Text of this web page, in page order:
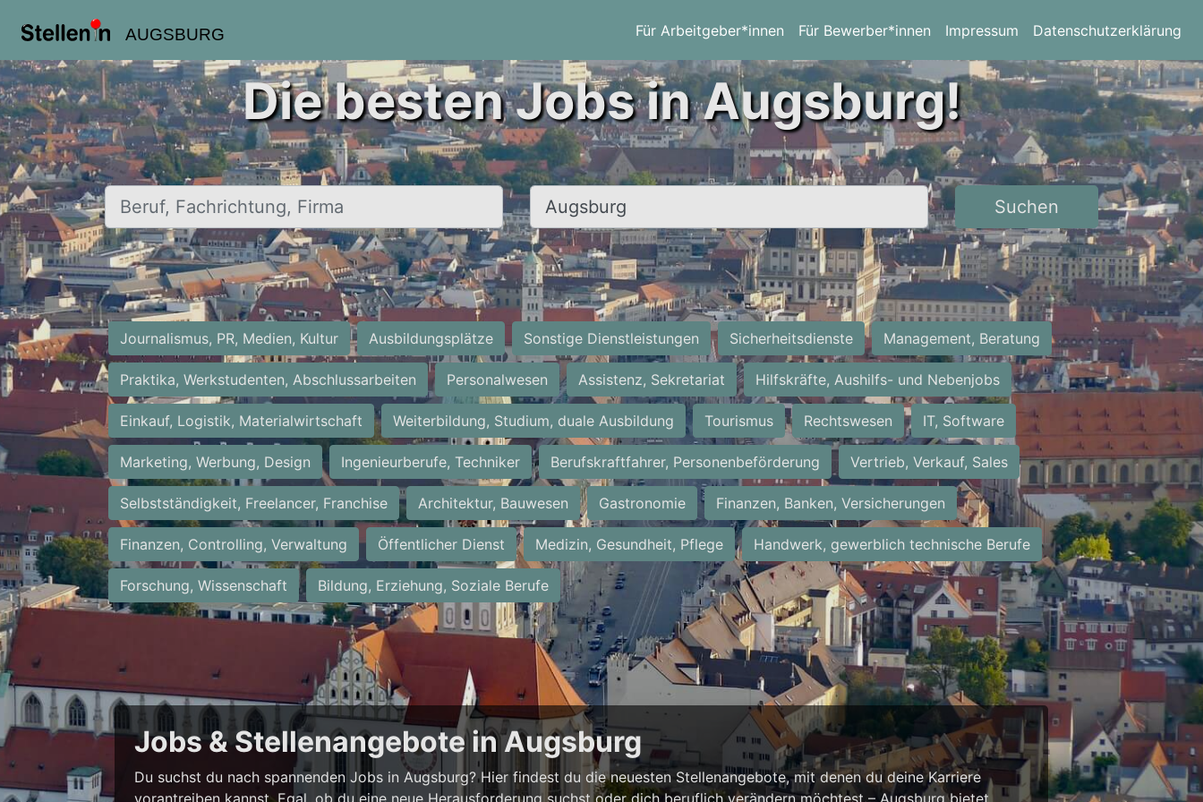
AUGSBURG Für Arbeitgeber*innen Für Bewerber*innen Impressum Datenschutzerklärung
Die besten Jobs in Augsburg!
Beruf, Fachrichtung, Firma Ort, Stadt Suchen
Journalismus, PR, Medien, Kultur Ausbildungsplätze Sonstige Dienstleistungen Sicherheitsdienste Management, Beratung
Praktika, Werkstudenten, Abschlussarbeiten Personalwesen Assistenz, Sekretariat Hilfskräfte, Aushilfs- und Nebenjobs
Einkauf, Logistik, Materialwirtschaft Weiterbildung, Studium, duale Ausbildung Tourismus Rechtswesen IT, Software
Marketing, Werbung, Design Ingenieurberufe, Techniker Berufskraftfahrer, Personenbeförderung Vertrieb, Verkauf, Sales
Selbstständigkeit, Freelancer, Franchise Architektur, Bauwesen Gastronomie Finanzen, Banken, Versicherungen
Finanzen, Controlling, Verwaltung Öffentlicher Dienst Medizin, Gesundheit, Pflege Handwerk, gewerblich technische Berufe
Forschung, Wissenschaft Bildung, Erziehung, Soziale Berufe
Jobs & Stellenangebote in Augsburg
Du suchst du nach spannenden Jobs in Augsburg? Hier findest du die neuesten Stellenangebote, mit denen du deine Karriere